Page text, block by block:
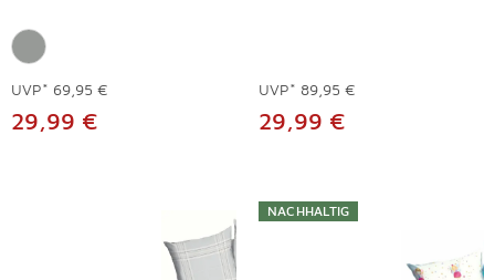
UVP* 69,95 €
29,99 €
UVP* 89,95 €
29,99 €
NACHHALTIG